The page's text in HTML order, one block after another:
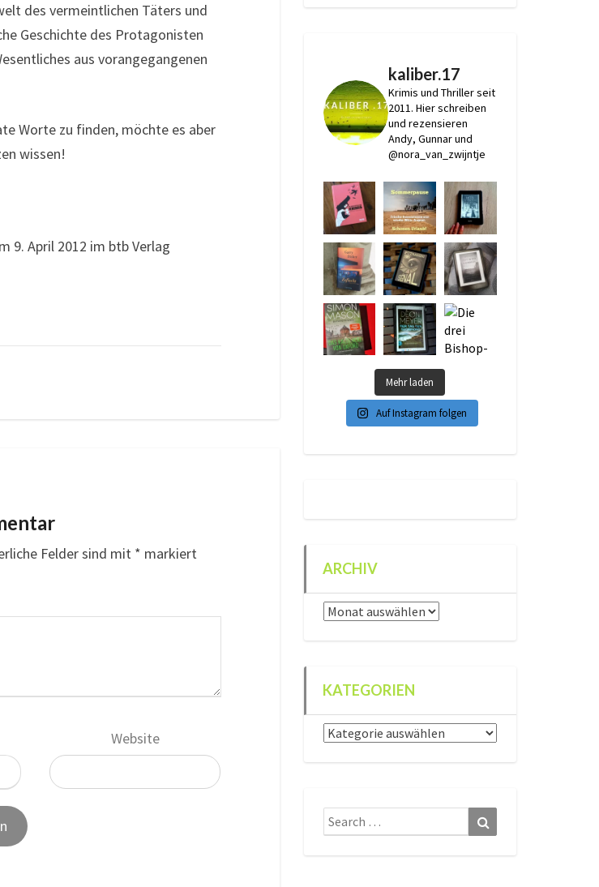
des vermeintlichen Täters und
Geschichte des Protagonisten
aus vorangegangenen
Worte zu finden, möchte es aber
wissen!
9. April 2012 im btb Verlag
Felder sind mit * markiert
Website
kaliber.17
Krimis und Thriller seit
2011. Hier schreiben
und rezensieren
Andy, Gunnar und
@nora_van_zwijntje
Mehr laden
Auf Instagram folgen
ARCHIV
Archiv
KATEGORIEN
Kategorien
Search
for: